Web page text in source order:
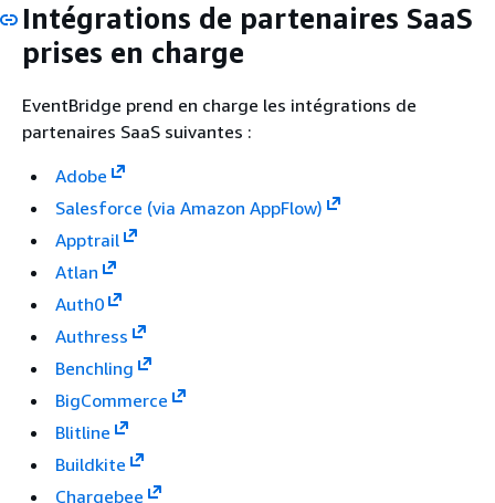
Intégrations de partenaires SaaS
prises en charge
EventBridge prend en charge les intégrations de
partenaires SaaS suivantes :
Adobe
Salesforce (via Amazon AppFlow)
Apptrail
Atlan
Auth0
Authress
Benchling
BigCommerce
Blitline
Buildkite
Chargebee